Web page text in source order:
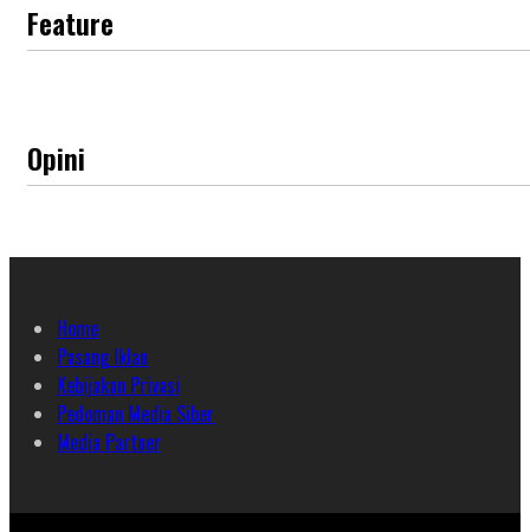
Feature
Opini
Home
Pasang Iklan
Kebijakan Privasi
Pedoman Media Siber
Media Partner